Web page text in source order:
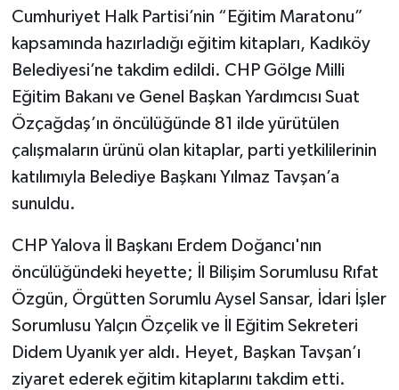
Cumhuriyet Halk Partisi’nin “Eğitim Maratonu”
kapsamında hazırladığı eğitim kitapları, Kadıköy
Belediyesi’ne takdim edildi. CHP Gölge Milli
Eğitim Bakanı ve Genel Başkan Yardımcısı Suat
Özçağdaş’ın öncülüğünde 81 ilde yürütülen
çalışmaların ürünü olan kitaplar, parti yetkililerinin
katılımıyla Belediye Başkanı Yılmaz Tavşan’a
sunuldu.
CHP Yalova İl Başkanı Erdem Doğancı'nın
öncülüğündeki heyette; İl Bilişim Sorumlusu Rıfat
Özgün, Örgütten Sorumlu Aysel Sansar, İdari İşler
Sorumlusu Yalçın Özçelik ve İl Eğitim Sekreteri
Didem Uyanık yer aldı. Heyet, Başkan Tavşan’ı
ziyaret ederek eğitim kitaplarını takdim etti.